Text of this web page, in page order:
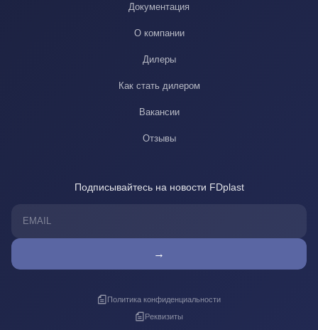
Документация
О компании
Дилеры
Как стать дилером
Вакансии
Отзывы
Подписывайтесь на новости FDplast
→
Политика конфиденциальности
Реквизиты